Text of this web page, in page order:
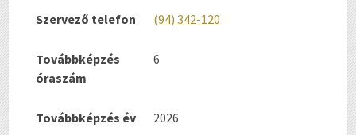
Szervező telefon (94) 342-120
Továbbképzés
óraszám
6
Továbbképzés év 2026